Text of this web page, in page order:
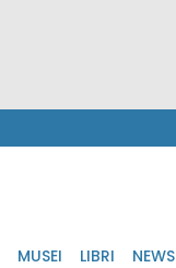
MUSEI LIBRI NEWS